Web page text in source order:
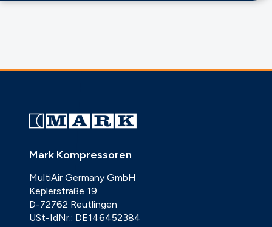
Mark Kompressoren
MultiAir Germany GmbH
Keplerstraße 19
D-72762 Reutlingen
USt-IdNr.: DE146452384